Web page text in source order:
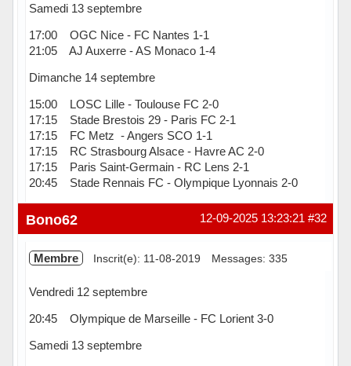
Samedi 13 septembre
17:00 OGC Nice - FC Nantes 1-1
21:05 AJ Auxerre - AS Monaco 1-4
Dimanche 14 septembre
15:00 LOSC Lille - Toulouse FC 2-0
17:15 Stade Brestois 29 - Paris FC 2-1
17:15 FC Metz - Angers SCO 1-1
17:15 RC Strasbourg Alsace - Havre AC 2-0
17:15 Paris Saint-Germain - RC Lens 2-1
20:45 Stade Rennais FC - Olympique Lyonnais 2-0
Hors ligne #32
12-09-2025 13:23:21
Bono62
Membre Inscrit(e): 11-08-2019 Messages: 335
Vendredi 12 septembre
20:45 Olympique de Marseille - FC Lorient 3-0
Samedi 13 septembre